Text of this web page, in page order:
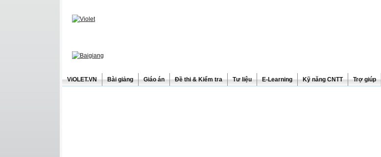
ViOLET.VN Bài giảng Giáo án Đề thi & Kiểm tra Tư liệu E-Learning Kỹ năng CNTT Trợ giúp